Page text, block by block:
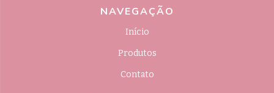
NAVEGAÇÃO
Início
Produtos
Contato